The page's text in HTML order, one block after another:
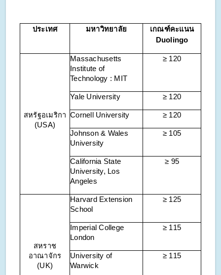
ประเทศ มหาวิทยาลัย
เกณฑ์คะแนน
Duolingo
สหรัฐอเมริกา
(USA)
Massachusetts
Institute of
Technology : MIT
≥ 120
Yale University ≥ 120
Cornell University ≥ 120
Johnson & Wales
University
≥ 105
California State
University, Los
Angeles
≥ 95
สหราช
อาณาจักร
(UK)
Harvard Extension
School
≥ 125
Imperial College
London
≥ 115
University of
Warwick
≥ 115